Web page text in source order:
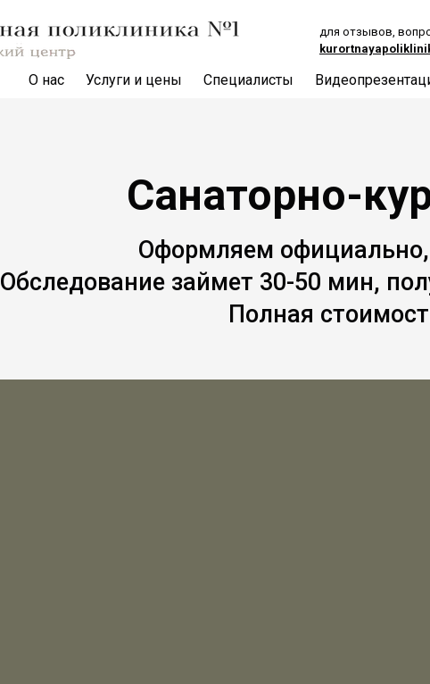
для отзывов,
О нас Услуги и цены Специалисты
Санаторно-
Оформляем официально,
Обследование займет 30-50 мин,
Полная